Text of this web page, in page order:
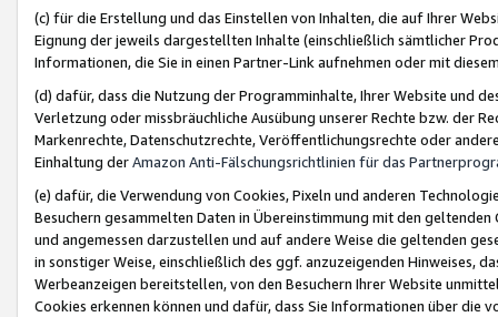
(c) für die Erstellung und das Einstellen von Inhalten, die auf Ihrer
Eignung der jeweils dargestellten Inhalte (einschließlich sämtlicher
Informationen, die Sie in einen Partner-Link aufnehmen oder mit
(d) dafür, dass die Nutzung der Programminhalte, Ihrer Website und
Verletzung oder missbräuchliche Ausübung unserer Rechte bzw. der
Markenrechte, Datenschutzrechte, Veröffentlichungsrechte oder
Einhaltung derAmazon Anti-Fälschungsrichtlinien für das
(e) dafür, die Verwendung von Cookies, Pixeln und anderen
Besuchern gesammelten Daten in Übereinstimmung mit den
und angemessen darzustellen und auf andere Weise die geltenden
in sonstiger Weise, einschließlich des ggf. anzuzeigenden Hinweises,
Werbeanzeigen bereitstellen, von den Besuchern Ihrer Website
Cookies erkennen können und dafür, dass Sie Informationen über die